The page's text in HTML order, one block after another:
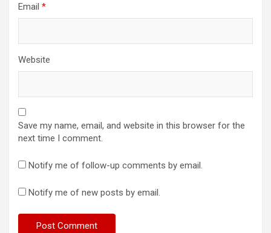
Email *
Website
Save my name, email, and website in this browser for the
next time I comment.
Notify me of follow-up comments by email.
Notify me of new posts by email.